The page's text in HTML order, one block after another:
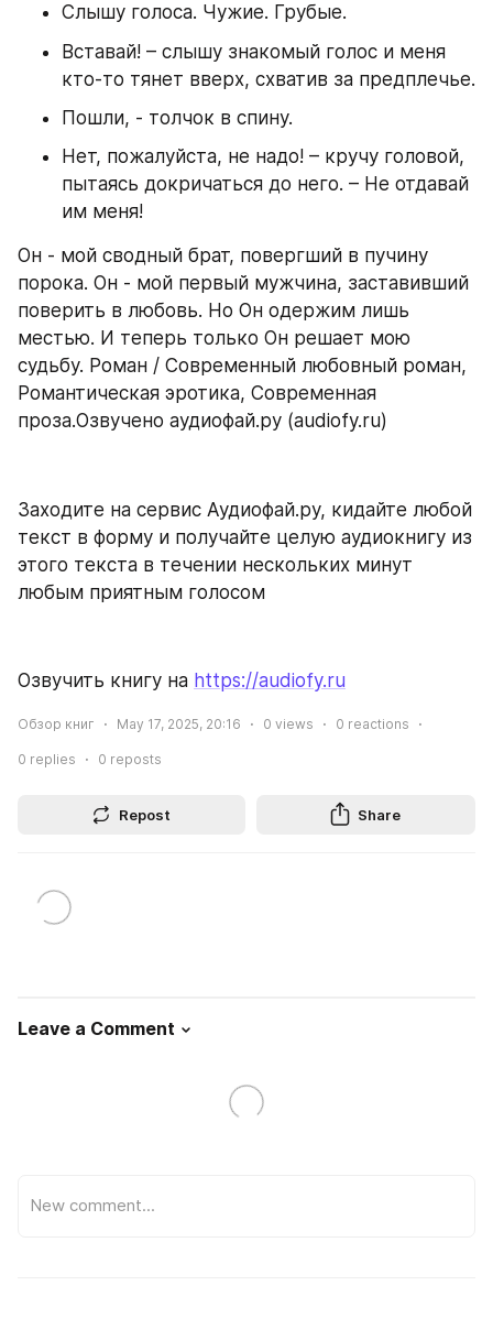
Слышу голоса. Чужие. Грубые.
Вставай! – слышу знакомый голос и меня
кто-то тянет вверх, схватив за предплечье.
Пошли, - толчок в спину.
Нет, пожалуйста, не надо! – кручу головой,
пытаясь докричаться до него. – Не отдавай
им меня!
Он - мой сводный брат, повергший в пучину
порока. Он - мой первый мужчина, заставивший
поверить в любовь. Но Он одержим лишь
местью. И теперь только Он решает мою
судьбу. Роман / Современный любовный роман,
Романтическая эротика, Современная
проза.Озвучено аудиофай.ру (audiofy.ru)
Заходите на сервис Аудиофай.ру, кидайте любой
текст в форму и получайте целую аудиокнигу из
этого текста в течении нескольких минут
любым приятным голосом
Озвучить книгу на https://audiofy.ru
Обзор книг May 17, 2025, 20:16 0 views 0 reactions
0 replies 0 reposts
Repost Share
Leave a Comment